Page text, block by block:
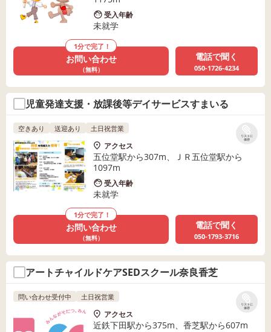
受入年齢
未就学
1分で完了！
お問い合わせ
（無料）
電話で聞く
050-1726-4234
児童発達支援・放課後等デイサービスすまいる
リストに
保存
空きあり 送迎あり 土日祝営業
アクセス
五位堂駅から307m、ＪＲ五位堂駅から
1097m
受入年齢
未就学
1分で完了！
お問い合わせ
（無料）
電話で聞く
050-1793-3716
アートチャイルドケアSEDスクール奈良香芝
リストに
保存
問い合わせ受付中 土日祝営業
アクセス
近鉄下田駅から375m、香芝駅から607m